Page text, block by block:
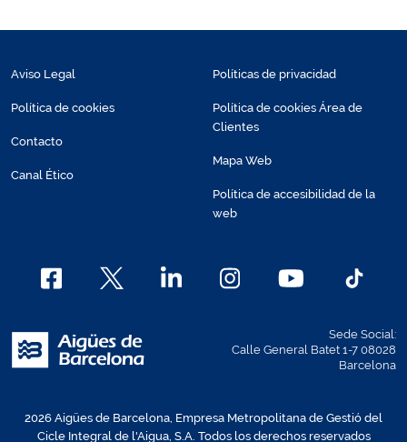
Aviso Legal
Política de cookies
Contacto
Canal Ético
Políticas de privacidad
Política de cookies Área de
Clientes
Mapa Web
Política de accesibilidad de la
web
Sede Social:
Calle General Batet 1-7 08028
Barcelona
2026 Aigües de Barcelona, Empresa Metropolitana de Gestió del
Cicle Integral de l'Aigua, S.A. Todos los derechos reservados